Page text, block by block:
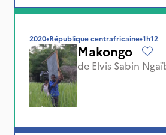
2020•République centrafricaine•1h12
Makongo
de Elvis Sabin